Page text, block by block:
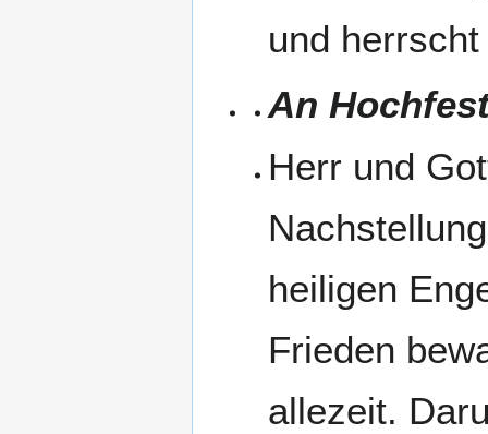
und
An
Herr und
heiligen
Frieden
allezeit.